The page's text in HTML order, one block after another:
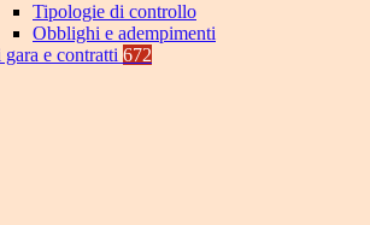
Tipologie di controllo
Obblighi e adempimenti
e contratti 672